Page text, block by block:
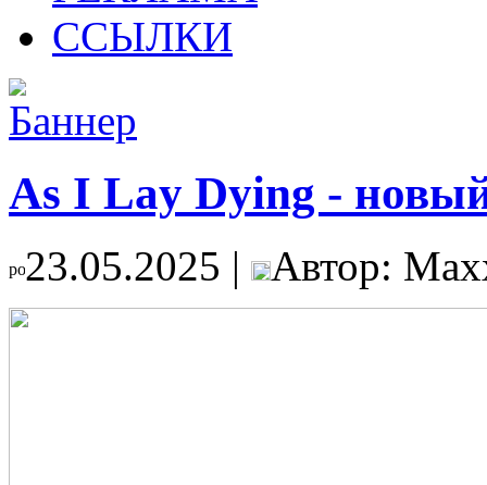
ССЫЛКИ
As I Lay Dying -
23.05.2025 | Автор: